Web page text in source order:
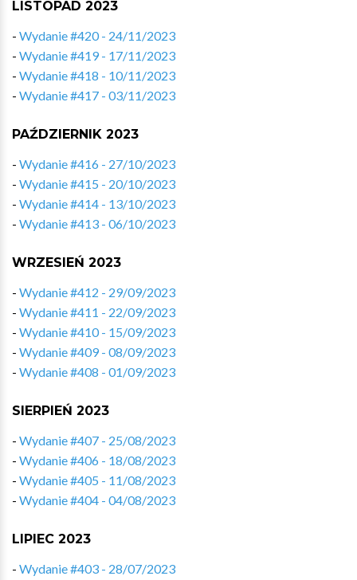
LISTOPAD 2023
- Wydanie #420 - 24/11/2023
- Wydanie #419 - 17/11/2023
- Wydanie #418 - 10/11/2023
- Wydanie #417 - 03/11/2023
PAŹDZIERNIK 2023
- Wydanie #416 - 27/10/2023
- Wydanie #415 - 20/10/2023
- Wydanie #414 - 13/10/2023
- Wydanie #413 - 06/10/2023
WRZESIEŃ 2023
- Wydanie #412 - 29/09/2023
- Wydanie #411 - 22/09/2023
- Wydanie #410 - 15/09/2023
- Wydanie #409 - 08/09/2023
- Wydanie #408 - 01/09/2023
SIERPIEŃ 2023
- Wydanie #407 - 25/08/2023
- Wydanie #406 - 18/08/2023
- Wydanie #405 - 11/08/2023
- Wydanie #404 - 04/08/2023
LIPIEC 2023
- Wydanie #403 - 28/07/2023